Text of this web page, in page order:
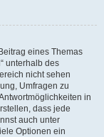
eines Themas
unterhalb des
nicht sehen
Umfragen zu
in
dass jede
auch unter
Optionen ein